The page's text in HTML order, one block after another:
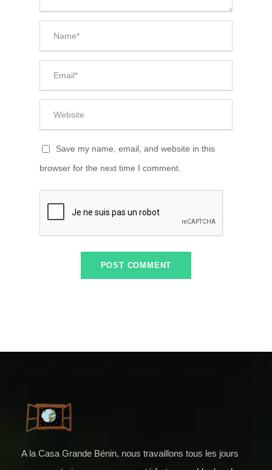
Save my name, email, and website in this
browser for the next time I comment.
A la Casa Grande Bénin, nous travaillons tous les jours